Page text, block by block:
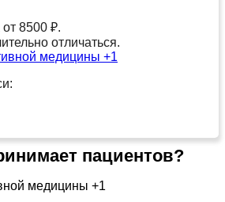
8500 ₽.
отличаться.
медицины +1
пациентов?
медицины +1